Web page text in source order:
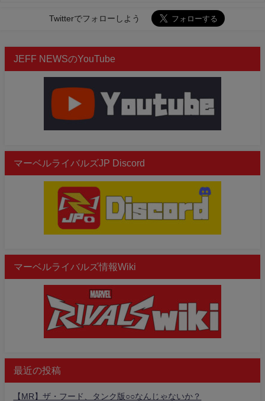
Twitterでフォローしよう
JEFF NEWSのYouTube
マーベルライバルズJP Discord
マーベルライバルズ情報Wiki
最近の投稿
【MR】ザ・フード、タンク版○○なんじゃないか？